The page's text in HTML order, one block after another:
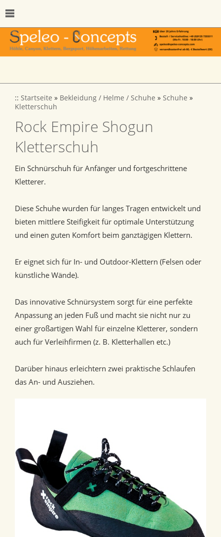
:: Startseite » Bekleidung / Helme / Schuhe » Schuhe »
Kletterschuh
Rock Empire Shogun
Kletterschuh
Ein Schnürschuh für Anfänger und fortgeschrittene
Kletterer.
Diese Schuhe wurden für langes Tragen entwickelt und
bieten mittlere Steifigkeit für optimale Unterstützung
und einen guten Komfort beim ganztägigen Klettern.
Er eignet sich für In- und Outdoor-Klettern (Felsen oder
künstliche Wände).
Das innovative Schnürsystem sorgt für eine perfekte
Anpassung an jeden Fuß und macht sie nicht nur zu
einer großartigen Wahl für einzelne Kletterer, sondern
auch für Verleihfirmen (z. B. Kletterhallen etc.)
Darüber hinaus erleichtern zwei praktische Schlaufen
das An- und Ausziehen.